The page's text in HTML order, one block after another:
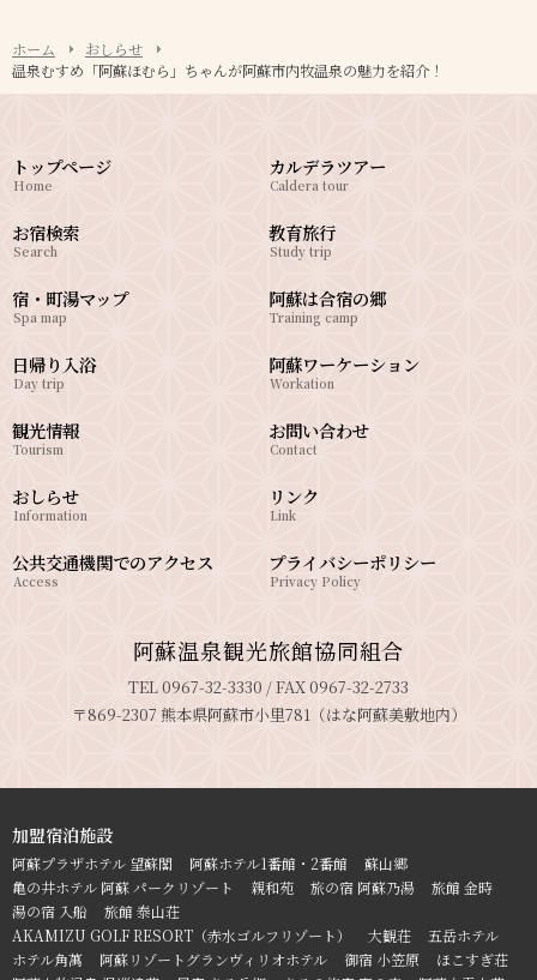
ホーム
おしらせ
温泉むすめ「阿蘇ほむら」ちゃんが阿蘇市内牧温泉の魅力を紹介！
トップページ
Home
お宿検索
Search
宿・町湯マップ
Spa map
日帰り入浴
Day trip
カルデラツアー
Caldera tour
教育旅行
Study trip
阿蘇は合宿の郷
Training camp
阿蘇ワーケーション
Workation
観光情報
Tourism
おしらせ
Information
公共交通機関でのアクセス
Access
お問い合わせ
Contact
リンク
Link
プライバシーポリシー
Privacy Policy
阿蘇温泉観光旅館協同組合
TEL 0967-32-3330 / FAX 0967-32-2733
〒869-2307 熊本県阿蘇市小里781（はな阿蘇美敷地内）
加盟宿泊施設
阿蘇プラザホテル 望蘇閣 阿蘇ホテル1番館・2番館
蘇山郷
亀の井ホテル 阿蘇 パークリゾート
親和苑 旅の宿 阿蘇乃湯
旅館 金時
湯の宿 入船
旅館 泰山荘
AKAMIZU GOLF RESORT（赤水ゴルフリゾート）
大観荘
五岳ホテル
ホテル角萬
阿蘇リゾートグランヴィリオホテル 御宿 小笠原
ほこすぎ荘